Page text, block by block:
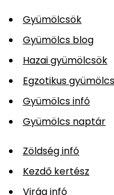
Gyümölcsök
Gyümölcs blog
Hazai gyümölcsök
Egzotikus
Gyümölcs infó
Gyümölcs naptár
Zöldség infó
Kezdő kertész
Virág infó